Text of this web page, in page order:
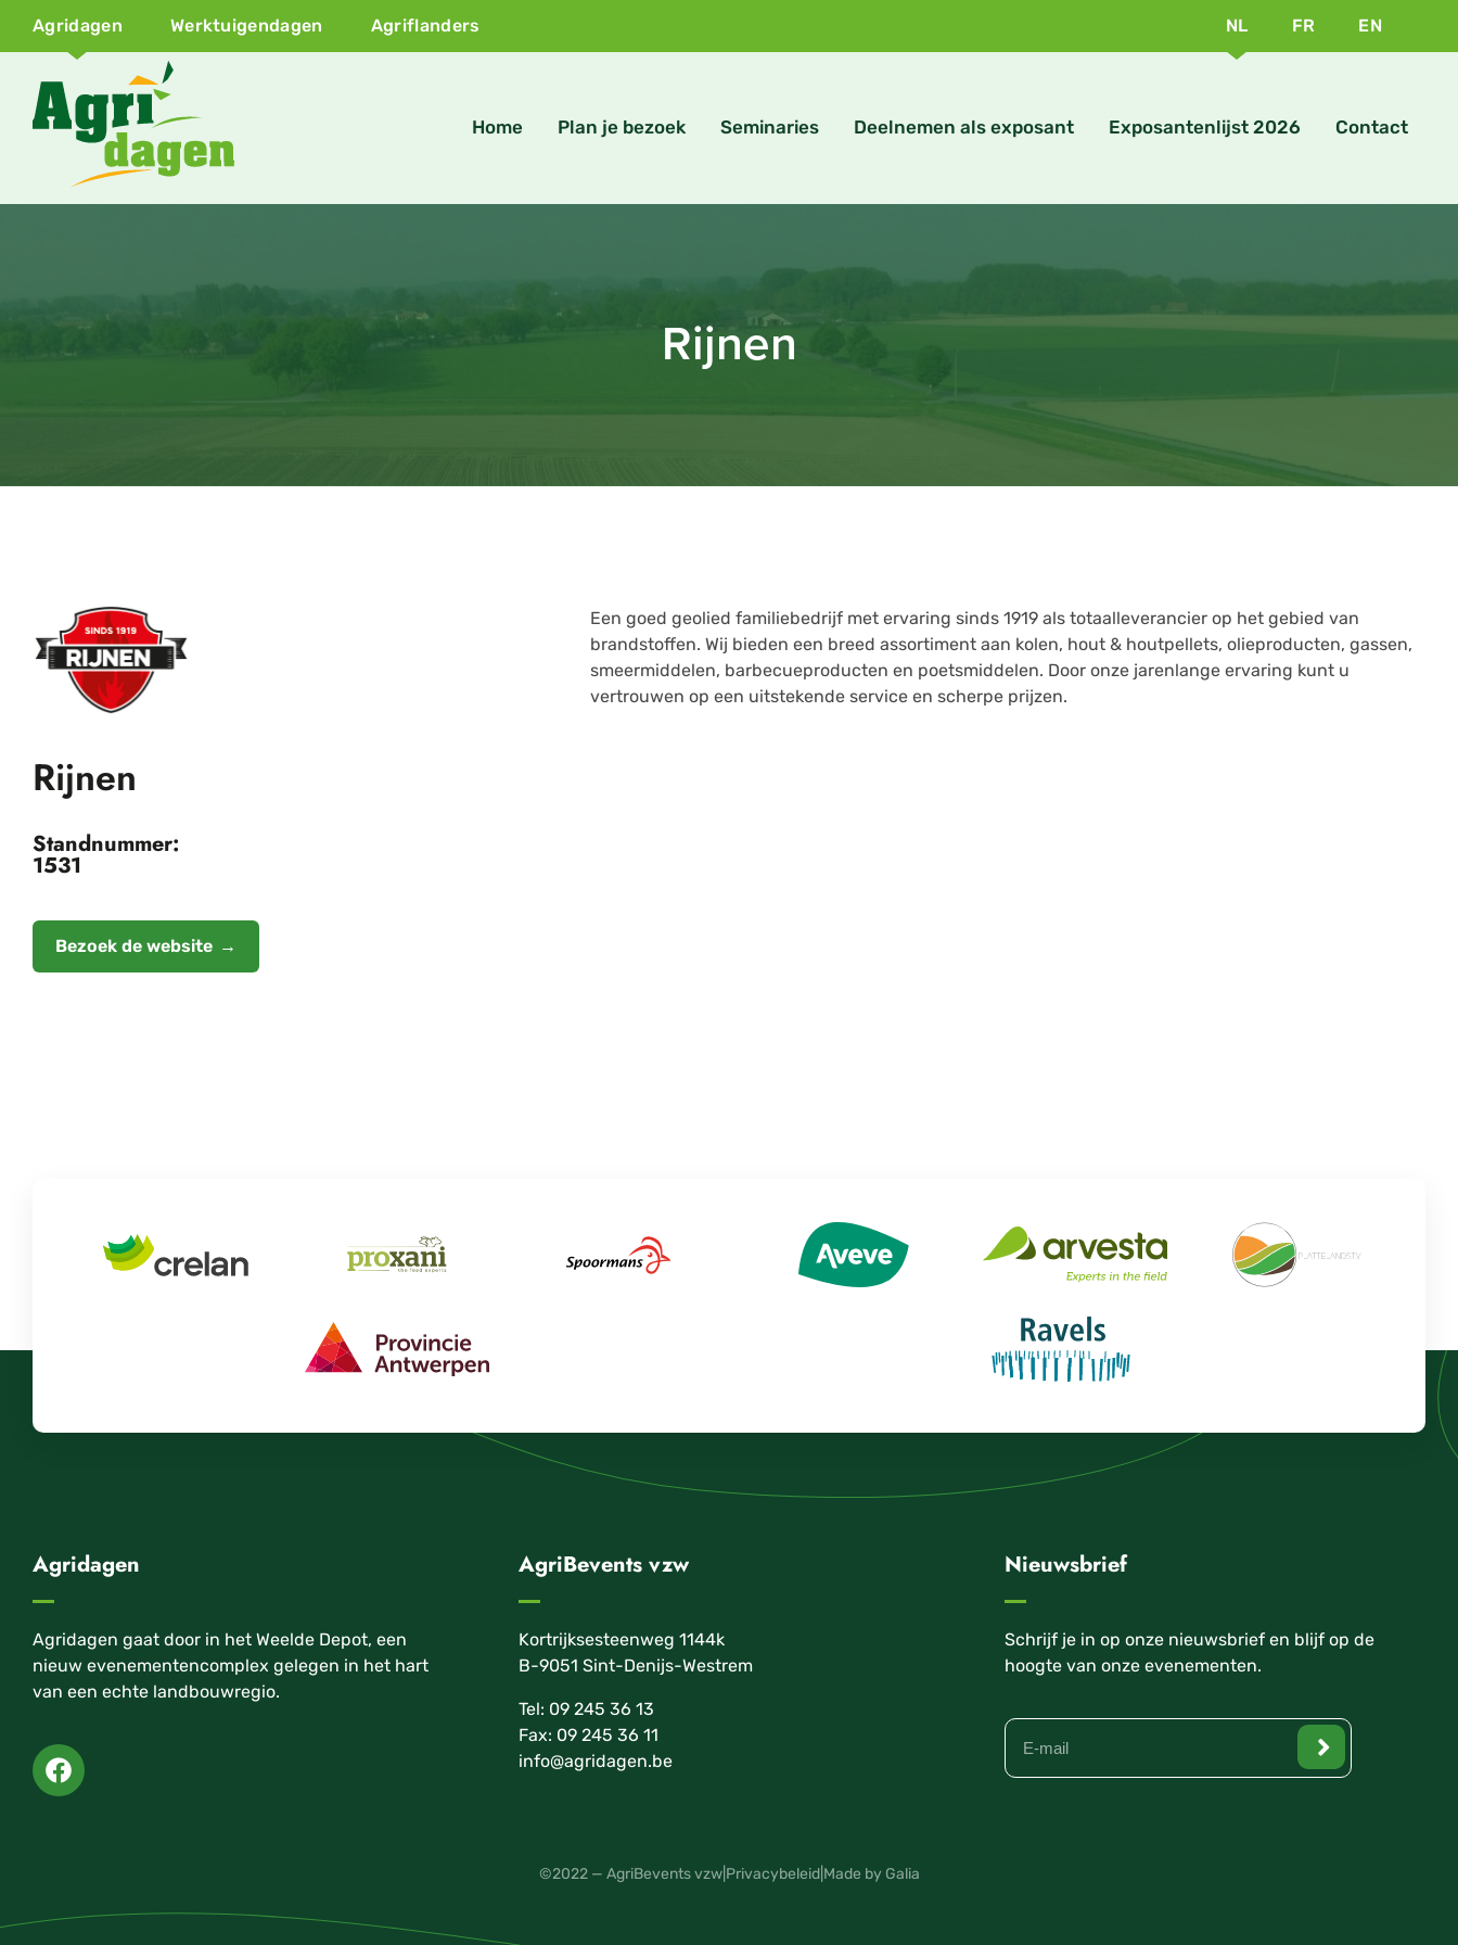
Agridagen Werktuigendagen Agriflanders NL FR EN
Home Plan je bezoek Seminaries Deelnemen als exposant Exposantenlijst 2026 Contact
Rijnen
Rijnen
Standnummer:
1531
Bezoek de website
Een goed geolied familiebedrijf met ervaring sinds 1919 als totaalleverancier op het gebied van
brandstoffen. Wij bieden een breed assortiment aan kolen, hout & houtpellets, olieproducten, gassen,
smeermiddelen, barbecueproducten en poetsmiddelen. Door onze jarenlange ervaring kunt u
vertrouwen op een uitstekende service en scherpe prijzen.
Agridagen
Agridagen gaat door in het Weelde Depot, een
nieuw evenementencomplex gelegen in het hart
van een echte landbouwregio.
AgriBevents vzw
Kortrijksesteenweg 1144k
B-9051 Sint-Denijs-Westrem
Tel: 09 245 36 13
Fax: 09 245 36 11
info@agridagen.be
Nieuwsbrief
Schrijf je in op onze nieuwsbrief en blijf op de
hoogte van onze evenementen.
©2022 — AgriBevents vzw| Privacybeleid| Made by Galia